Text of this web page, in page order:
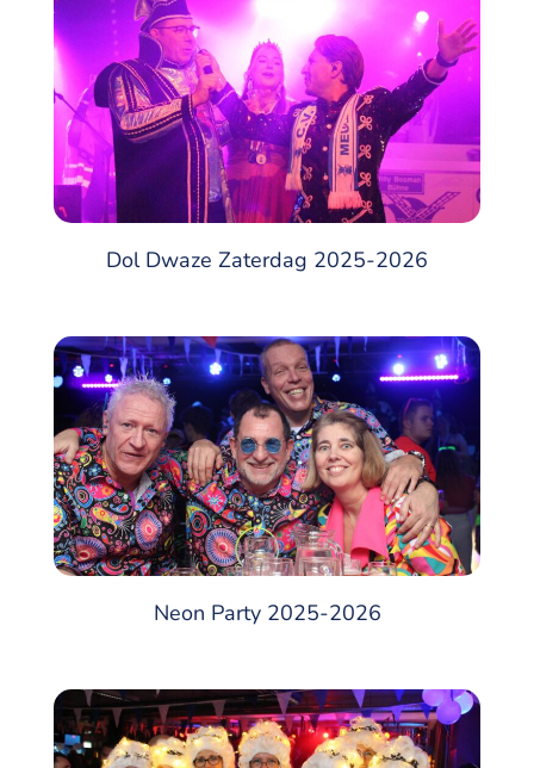
Dol Dwaze Zaterdag 2025-2026
Neon Party 2025-2026